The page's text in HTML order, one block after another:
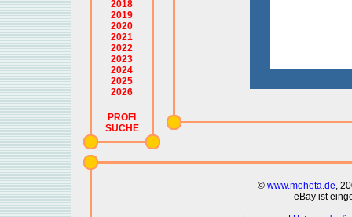
2018
2019
2020
2021
2022
2023
2024
2025
2026
PROFI
SUCHE
© www.moheta.de,
eBay ist